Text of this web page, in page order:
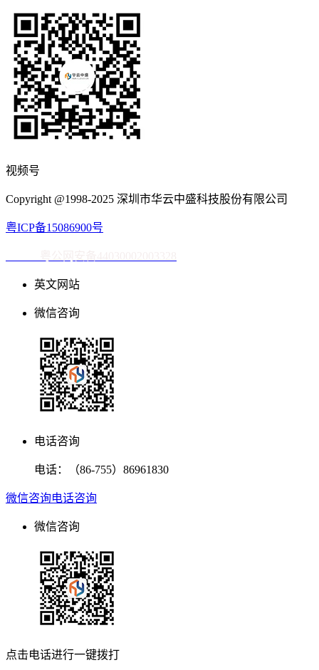
视频号
Copyright @1998-2025 深圳市华云中盛科技股份有限公司
粤ICP备15086900号
英文网站
微信咨询
电话咨询
电话： （86-755）86961830
微信咨询电话咨询
微信咨询
点击电话进行一键拨打